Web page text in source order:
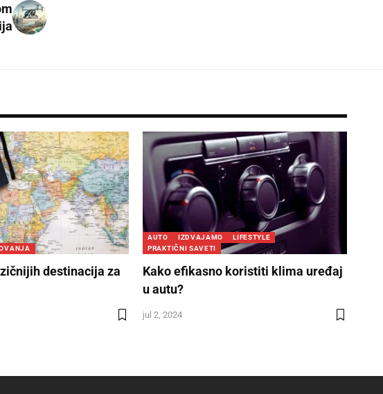
destinacija za
AUTO IZDVAJAMO
LIFESTYLE
PRAKTIČNI SAVETI
Kako efikasno koristiti klima uređaj
u autu?
jul 2, 2024